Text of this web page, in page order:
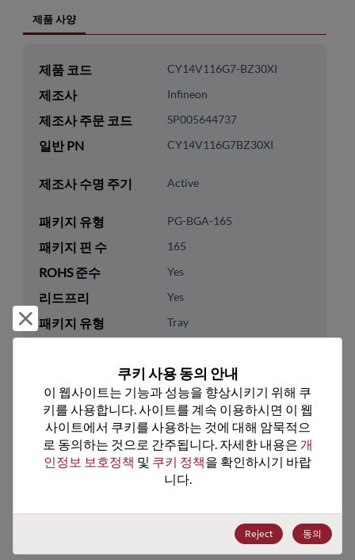
제품 사양
제품 코드 CY14V116G7-BZ30XI
제조사 Infineon
제조사 주문 코드 SP005644737
일반 PN CY14V116G7BZ30XI
제조사 수명 주기 Active
패키지 유형 PG-BGA-165
패키지 핀 수 165
ROHS 준수 Yes
리드프리 Yes
패키지 유형 Tray
기술 카테고리 Memory & Storage
기술 하위 카테고리 DRAM & SRAM
기술 그룹 Non-Volatile SRAMs
8542.32.0041
거부 및 닫기
쿠키 사용 동의 안내
이 웹사이트는 기능과 성능을 향상시키기 위해 쿠
키를 사용합니다. 사이트를 계속 이용하시면 이 웹
사이트에서 쿠키를 사용하는 것에 대해 암묵적으
로 동의하는 것으로 간주됩니다. 자세한 내용은 개
인정보 보호정책 및 쿠키 정책을 확인하시기 바랍
니다.
Reject 동의